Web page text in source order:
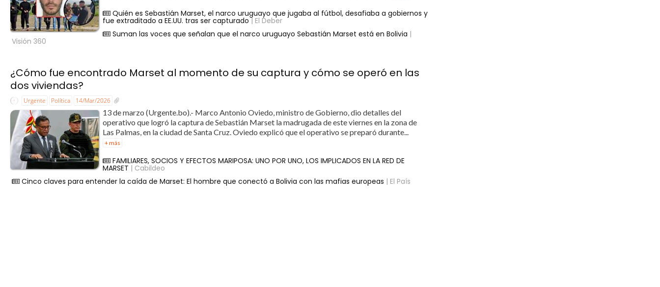
Quién es Sebastián Marset, el narco uruguayo que jugaba al fútbol, desafiaba a gobiernos y
fue extraditado a EE.UU. tras ser capturado| El Deber
Suman las voces que señalan que el narco uruguayo Sebastián Marset está en Bolivia |
Visión 360
¿Cómo fue encontrado Marset al momento de su captura y cómo se operó en las
dos viviendas?
Urgente Política 14/Mar/2026
13 de marzo (Urgente.bo).- Marco Antonio Oviedo, ministro de Gobierno, dio detalles del
operativo que logró la captura de Sebastián Marset la madrugada de este viernes en la zona de
Las Palmas, en la ciudad de Santa Cruz. Oviedo explicó que el operativo se preparó durante...
+ más
FAMILIARES, SOCIOS Y EFECTOS MARIPOSA: UNO POR UNO, LOS IMPLICADOS EN LA RED DE
MARSET | Cabildeo
Cinco claves para entender la caída de Marset: El hombre que conectó a Bolivia con las mafias europeas | El País